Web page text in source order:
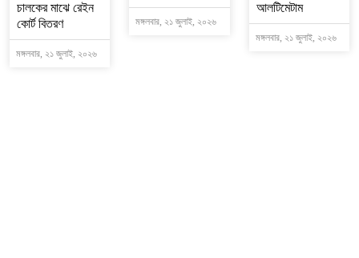
চালকের মাঝে রেইন
কোর্ট বিতরণ
মঙ্গলবার, ২১ জুলাই, ২০২৬
মঙ্গলবার, ২১ জুলাই, ২০২৬
আলটিমেটাম
মঙ্গলবার, ২১ জুলাই, ২০২৬